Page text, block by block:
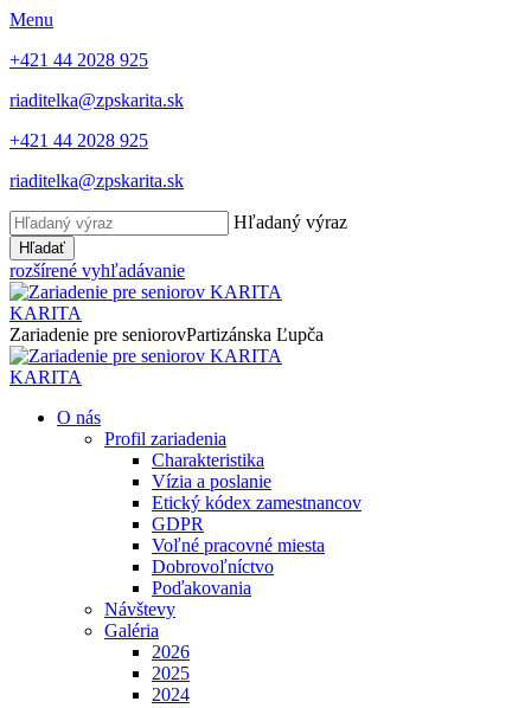
Menu
+421 44 2028 925
riaditelka@zpskarita.sk
+421 44 2028 925
riaditelka@zpskarita.sk
Hľadaný výraz
Hľadať
rozšírené vyhľadávanie
KARITA
Zariadenie pre seniorovPartizánska Ľupča
KARITA
O nás
Profil zariadenia
Charakteristika
Vízia a poslanie
Etický kódex zamestnancov
GDPR
Voľné pracovné miesta
Dobrovoľníctvo
Poďakovania
Návštevy
Galéria
2026
2025
2024